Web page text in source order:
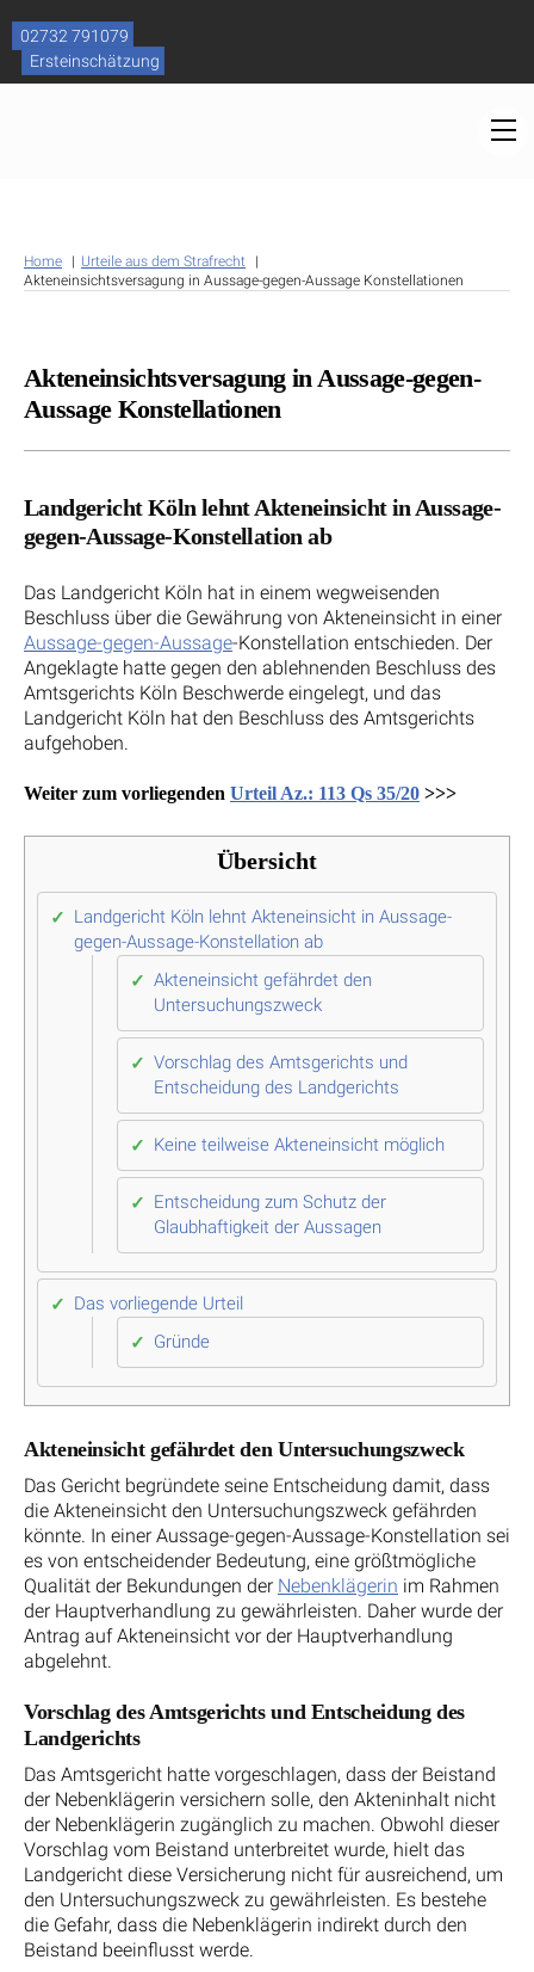
content
02732 791079
Ersteinschätzung
Home
Urteile aus dem Strafrecht
Akteneinsichtsversagung in Aussage-gegen-Aussage Konstellationen
Akteneinsichtsversagung in Aussage-gegen-
Aussage Konstellationen
Landgericht Köln lehnt Akteneinsicht in Aussage-
gegen-Aussage-Konstellation ab
Das Landgericht Köln hat in einem wegweisenden
Beschluss über die Gewährung von Akteneinsicht in einer
Aussage-gegen-Aussage-Konstellation entschieden. Der
Angeklagte hatte gegen den ablehnenden Beschluss des
Amtsgerichts Köln Beschwerde eingelegt, und das
Landgericht Köln hat den Beschluss des Amtsgerichts
aufgehoben.
Weiter zum vorliegenden Urteil Az.: 113 Qs 35/20 >>>
Übersicht
Landgericht Köln lehnt Akteneinsicht in Aussage-
gegen-Aussage-Konstellation ab
Akteneinsicht gefährdet den
Untersuchungszweck
Vorschlag des Amtsgerichts und
Entscheidung des Landgerichts
Keine teilweise Akteneinsicht möglich
Entscheidung zum Schutz der
Glaubhaftigkeit der Aussagen
Das vorliegende Urteil
Gründe
Akteneinsicht gefährdet den Untersuchungszweck
Das Gericht begründete seine Entscheidung damit, dass
die Akteneinsicht den Untersuchungszweck gefährden
könnte. In einer Aussage-gegen-Aussage-Konstellation sei
es von entscheidender Bedeutung, eine größtmögliche
Qualität der Bekundungen der Nebenklägerin im Rahmen
der Hauptverhandlung zu gewährleisten. Daher wurde der
Antrag auf Akteneinsicht vor der Hauptverhandlung
abgelehnt.
Vorschlag des Amtsgerichts und Entscheidung des
Landgerichts
Das Amtsgericht hatte vorgeschlagen, dass der Beistand
der Nebenklägerin versichern solle, den Akteninhalt nicht
der Nebenklägerin zugänglich zu machen. Obwohl dieser
Vorschlag vom Beistand unterbreitet wurde, hielt das
Landgericht diese Versicherung nicht für ausreichend, um
den Untersuchungszweck zu gewährleisten. Es bestehe
die Gefahr, dass die Nebenklägerin indirekt durch den
Beistand beeinflusst werde.